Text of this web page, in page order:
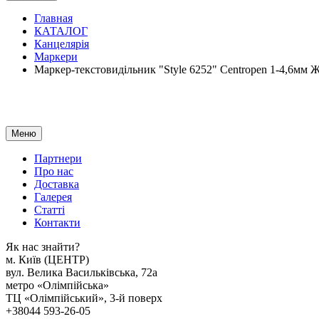
Главная
КАТАЛОГ
Канцелярія
Маркери
Маркер-текстовидільник "Style 6252" Centropen 1-
Меню
Партнери
Про нас
Доставка
Галерея
Статтi
Контакти
Як наc знайти?
м. Киïв (ЦЕНТР)
вул. Велика Васильківська, 72а
метро «Олімпійська»
ТЦ «Олімпійський», 3-й поверх
+38044 593-26-05